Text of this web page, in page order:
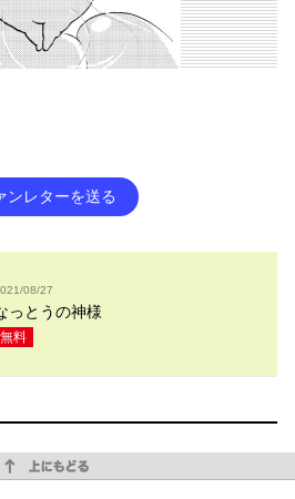
ンレターを送る
08/27
っとうの神様
無料